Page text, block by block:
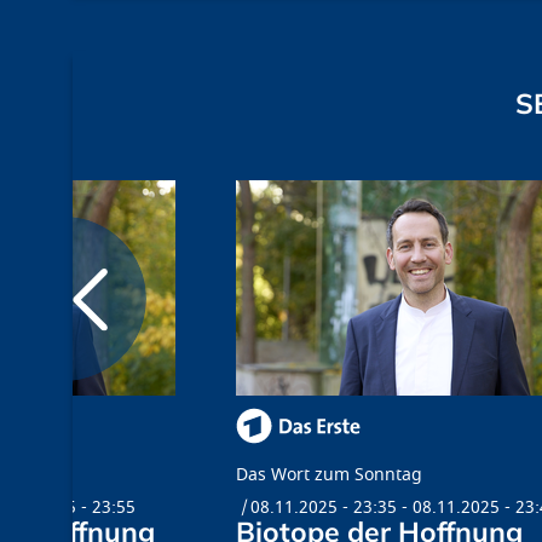
- 23:55
Hoffnung
Das Wort zum Sonntag
08.11.2025 - 23:35 - 08.11.2025 -
Biotope der Hoffnung